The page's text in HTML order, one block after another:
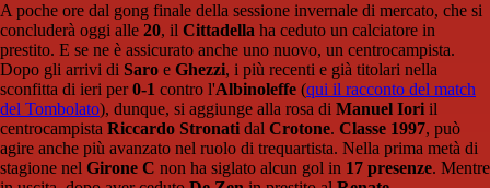
A poche ore dal gong finale della sessione invernale di mercato, che si
concluderà oggi alle 20, il Cittadella ha ceduto un calciatore in
prestito. E se ne è assicurato anche uno nuovo, un centrocampista.
Dopo gli arrivi di Saro e Ghezzi, i più recenti e già titolari nella
sconfitta di ieri per0-1 contro l'Albinoleffe (qui il racconto del match
del Tombolato), dunque, si aggiunge alla rosa di Manuel Iori il
centrocampista Riccardo Stronati dal Crotone. Classe 1997, può
agire anche più avanzato nel ruolo di trequartista. Nella prima metà di
stagione nel Girone C non ha siglato alcun gol in 17 presenze. Mentre